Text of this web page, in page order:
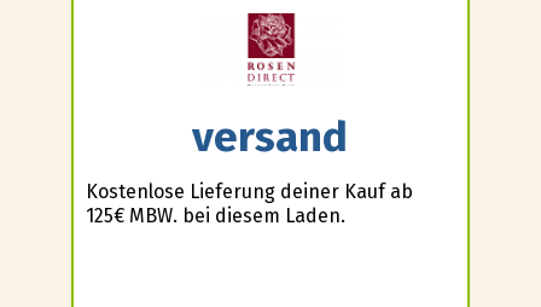
versand
Kostenlose Lieferung deiner Kauf ab
125€ MBW. bei diesem Laden.